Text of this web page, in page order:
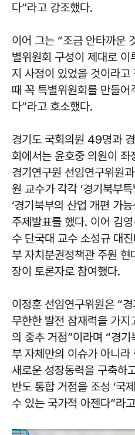
다”라고 강조했다.
이어 그는 “조금 안타까운
별위원회 구성이 제대로
지 사정이 있었을 것이라고
때 꼭 특별위원회를 만들어
다”라고 호소했다.
경기도 국회의원 49명과
회에서는 윤호중 의원이
경기연구원 선임연구위원
원 교수가 각각 ‘경기북부
‘경기북부의 산업 개편 가
주제발표를 했다. 이어 김
수 단국대 교수 소성규 대
부 자치분권정책관 주원 현
장이 토론자로 참여했다.
이정훈 선임연구위원은 “
무한한 발전 잠재력을 가
의 중추 거점”이라며 “경
부 자체만의 이슈가 아니라
새로운 성장동력을 구축하
반도 통합 거점을 조성 ‘국
수 있는 국가적 아젠다”라